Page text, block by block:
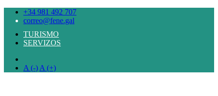
+34 981 492 707
correo@fene.gal
TURISMO
SERVIZOS
A (-) A (+)